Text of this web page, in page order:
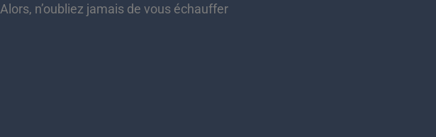
n’oubliez jamais de vous échauffer